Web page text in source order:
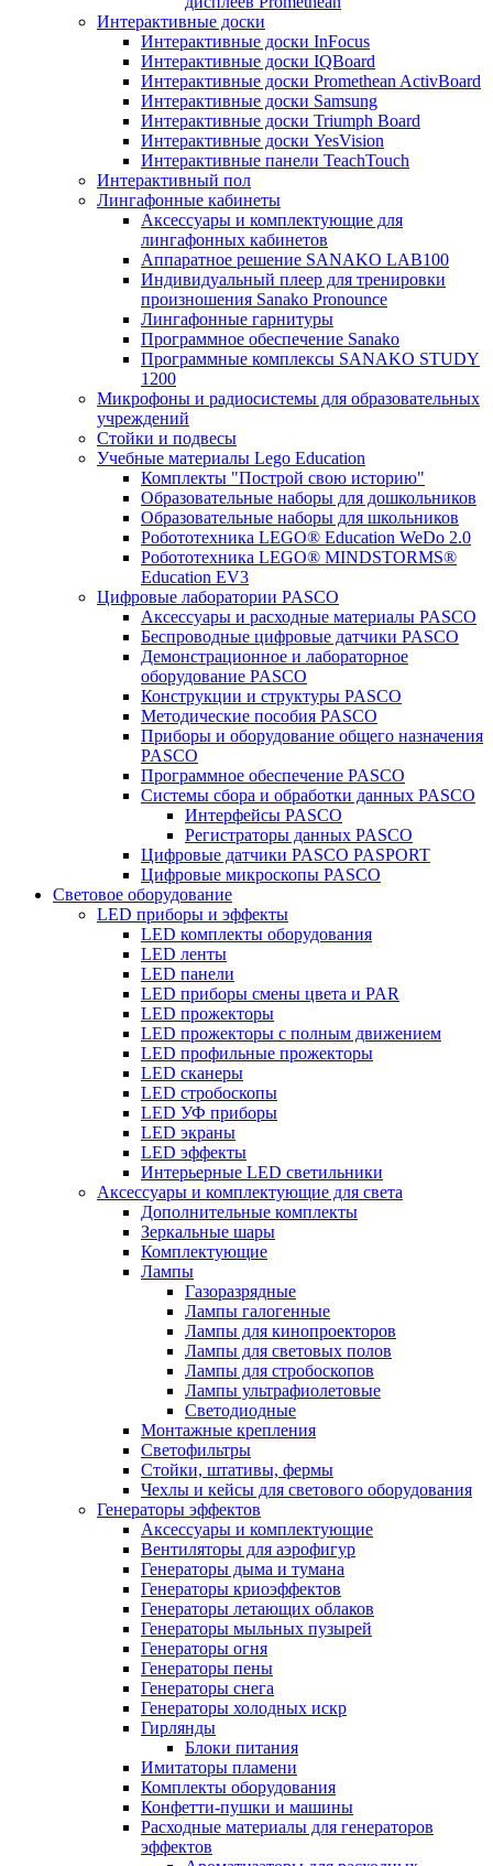
Интерактивные доски
Интерактивные доски InFocus
Интерактивные доски IQBoard
Интерактивные доски Promethean ActivBoard
Интерактивные доски Samsung
Интерактивные доски Triumph Board
Интерактивные доски YesVision
Интерактивные панели TeachTouch
Интерактивный пол
Лингафонные кабинеты
Аксессуары и комплектующие для
лингафонных кабинетов
Аппаратное решение SANAKO LAB100
Индивидуальный плеер для тренировки
произношения Sanako Pronounce
Лингафонные гарнитуры
Программное обеспечение Sanako
Программные комплексы SANAKO STUDY
1200
Микрофоны и радиосистемы для образовательных
учреждений
Стойки и подвесы
Учебные материалы Lego Education
Комплекты "Построй свою историю"
Образовательные наборы для дошкольников
Образовательные наборы для школьников
Робототехника LEGO® Education WeDo 2.0
Робототехника LEGO® MINDSTORMS®
Education EV3
Цифровые лаборатории PASCO
Аксессуары и расходные материалы PASCO
Беспроводные цифровые датчики PASCO
Демонстрационное и лабораторное
оборудование PASCO
Конструкции и структуры PASCO
Методические пособия PASCO
Приборы и оборудование общего назначения
PASCO
Программное обеспечение PASCO
Системы сбора и обработки данных PASCO
Интерфейсы PASCO
Регистраторы данных PASCO
Цифровые датчики PASCO PASPORT
Цифровые микроскопы PASCO
Световое оборудование
LED приборы и эффекты
LED комплекты оборудования
LED ленты
LED панели
LED приборы смены цвета и PAR
LED прожекторы
LED прожекторы с полным движением
LED профильные прожекторы
LED сканеры
LED стробоскопы
LED УФ приборы
LED экраны
LED эффекты
Интерьерные LED светильники
Аксессуары и комплектующие для света
Дополнительные комплекты
Зеркальные шары
Комплектующие
Лампы
Газоразрядные
Лампы галогенные
Лампы для кинопроекторов
Лампы для световых полов
Лампы для стробоскопов
Лампы ультрафиолетовые
Светодиодные
Монтажные крепления
Светофильтры
Стойки, штативы, фермы
Чехлы и кейсы для светового оборудования
Генераторы эффектов
Аксессуары и комплектующие
Вентиляторы для аэрофигур
Генераторы дыма и тумана
Генераторы криоэффектов
Генераторы летающих облаков
Генераторы мыльных пузырей
Генераторы огня
Генераторы пены
Генераторы снега
Генераторы холодных искр
Гирлянды
Блоки питания
Имитаторы пламени
Комплекты оборудования
Конфетти-пушки и машины
Расходные материалы для генераторов
эффектов